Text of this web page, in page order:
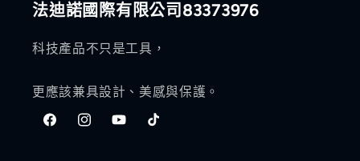
法迪諾國際有限公司83373976
科技產品不只是工具，
更應該兼具設計、美感與保護。
FacebookInstagramYouTubeTikTok